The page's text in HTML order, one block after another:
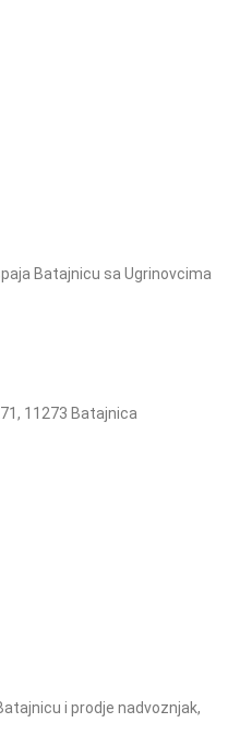
Batajnicu sa Ugrinovcima
11273 Batajnica
i prodje nadvoznjak,